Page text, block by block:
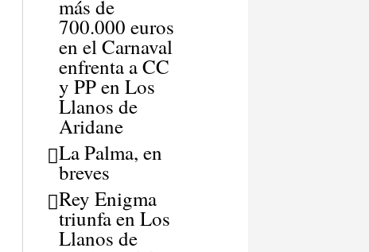
más de
700.000 euros
en el Carnaval
enfrenta a CC
y PP en Los
Llanos de
Aridane
La Palma, en
breves
Rey Enigma
triunfa en Los
Llanos de